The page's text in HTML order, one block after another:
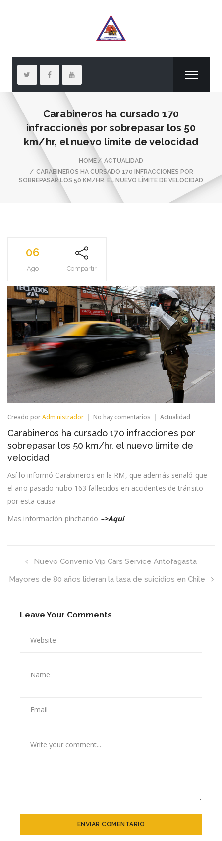
Carabineros ha cursado 170
infracciones por sobrepasar los 50
km/hr, el nuevo límite de velocidad
HOME
ACTUALIDAD
CARABINEROS HA CURSADO 170 INFRACCIONES POR
SOBREPASAR LOS 50 KM/HR, EL NUEVO LÍMITE DE VELOCIDAD
06
Ago Compartir
Creado porAdministrador No hay comentarios en
ha
cursado
170
sobrepasar
los
50
Actualidad
Carabineros ha cursado 170 infracciones por
sobrepasar los 50 km/hr, el nuevo límite de
velocidad
Así lo informó Carabineros en la RM, que además señaló que
el año pasado hubo 163 fallecidos en accidentes de tránsito
por esta causa.
Mas información pinchando –>Aquí
Nuevo Convenio Vip Cars Service Antofagasta
Mayores de 80 años lideran la tasa de suicidios en Chile
Leave Your Comments